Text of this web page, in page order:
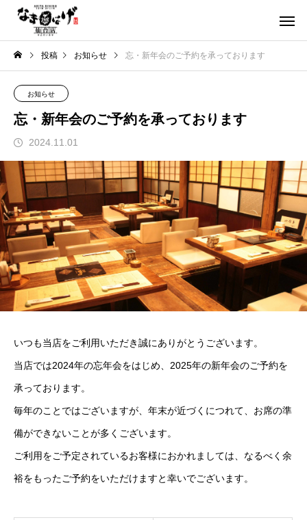
投稿 お知らせ 忘・新年会のご予約を承っております
お知らせ
忘・新年会のご予約を承っております
2024.11.01
いつも当店をご利用いただき誠にありがとうございます。
当店では2024年の忘年会をはじめ、2025年の新年会のご予約を
承っております。
毎年のことではございますが、年末が近づくにつれて、お席の準
備ができないことが多くございます。
ご利用をご予定されているお客様におかれましては、なるべく余
裕をもったご予約をいただけますと幸いでございます。